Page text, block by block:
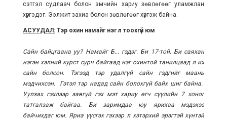
сэтгэл судлаач болон эмчийн хариу зөвлөгөөг уламжлан
хүргэдэг. Ээлжит захиа болон зөвлөгөөг хүргэж байна.
АСУУДАЛ:Тэр охин намайг нэг л тоохгүй юм
Сайн байцгаана уу? Намайг Б... гэдэг. Би 17-той. Би саяхан
нэгэн хэлний курст сурч байгаад нэг охинтой танилцаад л их
сайн болсон. Тэгээд тэр удалгүй сайн гэдгийг маань
мэдчихсэн. Гэтэл тэр надад сайн болохгүй байх шиг байна.
Уулзах гэхлээр завгүй гэх мэт хариу өгч сүүлийн 7 хоног
татгалзаж байгаа. Би заримдаа юу ярихаа мэдэхээ
байчихдаг юм. Яриа үүсгэх гэхээр л хэтэрхий эрэгтэй хүнтэй